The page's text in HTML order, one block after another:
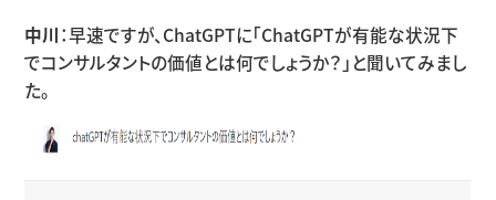
中川：早速ですが、ChatGPTに「ChatGPTが有能な状況下
でコンサルタントの価値とは何でしょうか？」と聞いてみまし
た。